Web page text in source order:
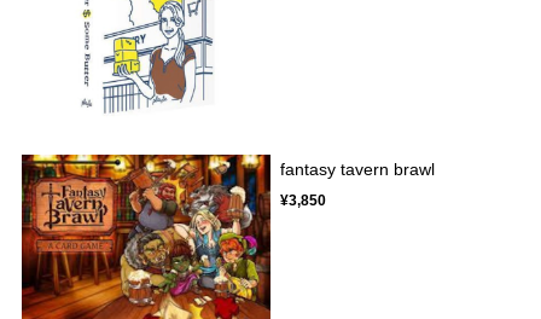
fantasy tavern brawl
¥3,850